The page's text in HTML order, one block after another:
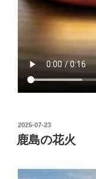
投
稿
日:
2025-07-23
鹿島の花火